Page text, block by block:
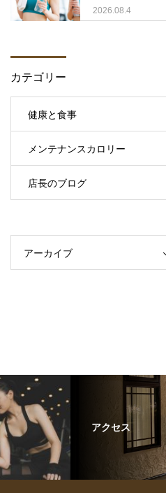
続く人の共通点と
は？
2026.08.4
カテゴリー
健康と食事
メンテナンスカロリー
店長のブログ
アーカイブ
アクセス